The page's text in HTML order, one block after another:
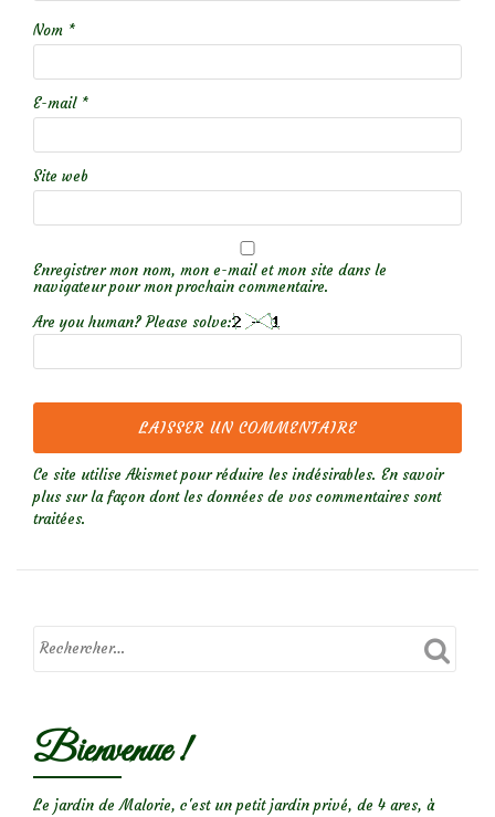
Nom *
E-mail *
Site web
Enregistrer mon nom, mon e-mail et mon site dans le
navigateur pour mon prochain commentaire.
Are you human? Please solve:
Ce site utilise Akismet pour réduire les indésirables. En savoir
plus sur la façon dont les données de vos commentaires sont
traitées.
Bienvenue !
Le jardin de Malorie, c'est un petit jardin privé, de 4 ares, à